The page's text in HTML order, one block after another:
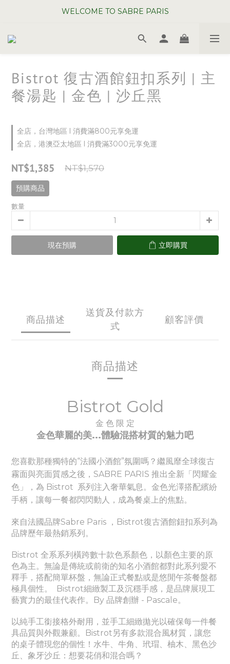
WELCOME TO SABRE PARIS
WELCOME TO SABRE PARIS
夏日年中慶全館 88 折
Bistrot 復古酒館鈕扣系列 | 主
餐湯匙 | 金色 | 沙丘黑
全店，台灣地區 l 消費滿800元享免運
全店，港澳亞太地區 l 消費滿3000元享免運
NT$1,385 NT$1,570
預購商品
數量
現在預購 立即購買
商品描述
送貨及付款方
式
顧客評價
商品描述
Bistrot Gold
金 色 限 定
金色華麗的美...體驗混搭材質的魅力吧
您喜歡那種獨特的“法國小酒館”氛圍嗎？ 繼風靡全球復古
霧面與亮面質感之後，SABRE PARIS 推出全新「閃耀金
色」，為 Bistrot 系列注入奢華氣息。金色光澤搭配繽紛
手柄，讓每一餐都閃閃動人，成為餐桌上的焦點。
來自法國品牌Sabre Paris ，Bistrot復古酒館鈕扣系列為
品牌歷年最熱銷系列。
Bistrot 全系系列橫跨數十款色系顏色，以顏色主要的原
色為主。無論是傳統或前衛的知名小酒館都對此系列愛不
釋手，搭配簡單杯盤，無論正式餐點或是悠閒午茶餐盤都
極具個性。
Bistrot細緻製工及沉穩手感，是品牌展現工
藝實力的最佳代表作。By 品牌創辦 - Pascale。
以純手工銜接格外耐用，並手工細緻拋光以確保每一件餐
具品質與外觀兼顧。Bistrot另有多款混合風材質，讓您
的桌子體現您的個性！水牛、牛角、玳瑁、柚木、黑色沙
丘、象牙沙丘：想要花俏和混合嗎？